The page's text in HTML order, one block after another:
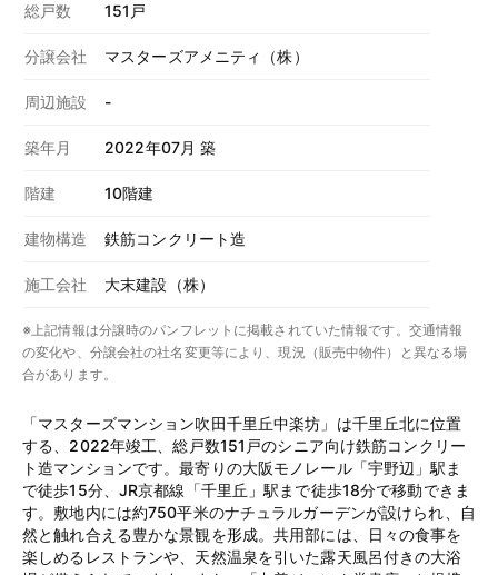
総戸数 151戸
分譲会社 マスターズアメニティ（株）
周辺施設 -
築年月 2022年07月 築
階建 10階建
建物構造 鉄筋コンクリート造
施工会社 大末建設（株）
※上記情報は分譲時のパンフレットに掲載されていた情報です。交通情報
の変化や、分譲会社の社名変更等により、現況（販売中物件）と異なる場
合があります。
「マスターズマンション吹田千里丘中楽坊」は千里丘北に位置
する、2022年竣工、総戸数151戸のシニア向け鉄筋コンクリー
ト造マンションです。最寄りの大阪モノレール「宇野辺」駅ま
で徒歩15分、JR京都線「千里丘」駅まで徒歩18分で移動できま
す。敷地内には約750平米のナチュラルガーデンが設けられ、自
然と触れ合える豊かな景観を形成。共用部には、日々の食事を
楽しめるレストランや、天然温泉を引いた露天風呂付きの大浴